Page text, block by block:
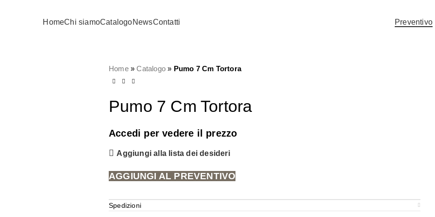
HomeChi siamoCatalogoNewsContatti Preventivo
Home»Catalogo » Pumo 7 Cm Tortora
Pumo 7 Cm Tortora
Accedi per vedere il prezzo
Aggiungi alla lista dei desideri
AGGIUNGI AL PREVENTIVO
Spedizioni